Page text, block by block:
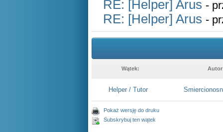
RE: [Helper] Arus -
RE: [Helper] Arus -
Wątek: Autor
Helper / Tutor
Pokaż wersję do druku
Subskrybuj ten wątek